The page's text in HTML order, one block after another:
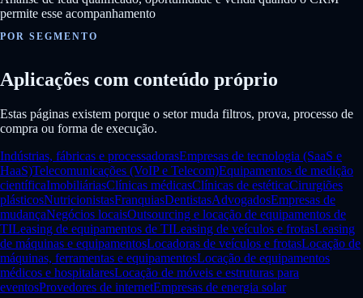
permite esse acompanhamento
POR SEGMENTO
Aplicações com conteúdo próprio
Estas páginas existem porque o setor muda filtros, prova, processo de
compra ou forma de execução.
Indústrias, fábricas e processadorasEmpresas de tecnologia (SaaS e
HaaS)Telecomunicações (VoIP e Telecom)Equipamentos de medição
científicaImobiliáriasClínicas médicasClínicas de estéticaCirurgiões
plásticosNutricionistasFranquiasDentistasAdvogadosEmpresas de
mudançaNegócios locaisOutsourcing e locação de equipamentos de
TILeasing de equipamentos de TILeasing de veículos e frotasLeasing
de máquinas e equipamentosLocadoras de veículos e frotasLocação de
máquinas, ferramentas e equipamentosLocação de equipamentos
médicos e hospitalaresLocação de móveis e estruturas para
eventosProvedores de internetEmpresas de energia solar